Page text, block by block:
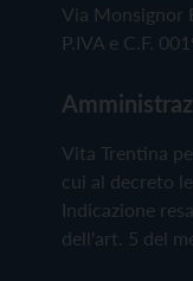
Via Monsignor
P.IVA e C.F.
Vita Trentina
cui al decreto
Indicazione
dell'art. 5 del